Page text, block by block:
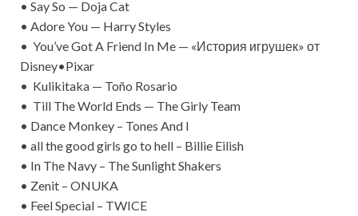
• Say So — Doja Cat
• Adore You — Harry Styles
• You’ve Got A Friend In Me — «История игрушек» от
Disney•Pixar
• Kulikitaka — Toño Rosario
• Till The World Ends — The Girly Team
• Dance Monkey – Tones And I
• all the good girls go to hell – Billie Eilish
• In The Navy – The Sunlight Shakers
• Zenit – ONUKA
• Feel Special – TWICE